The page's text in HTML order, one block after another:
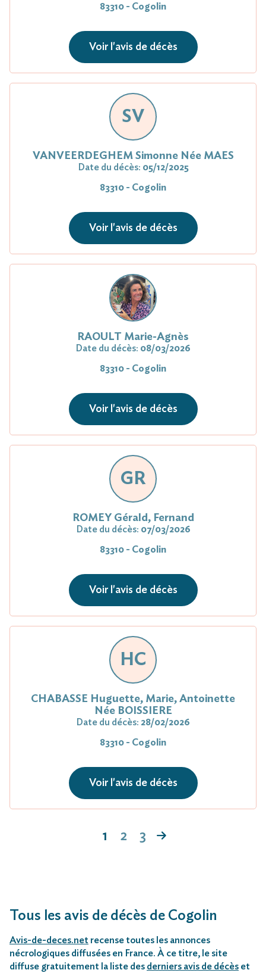
83310 - Cogolin
Voir l'avis de décès
SV
VANVEERDEGHEM Simonne Née MAES
Date du décès: 05/12/2025
83310 - Cogolin
Voir l'avis de décès
RAOULT Marie-Agnès
Date du décès: 08/03/2026
83310 - Cogolin
Voir l'avis de décès
GR
ROMEY Gérald, Fernand
Date du décès: 07/03/2026
83310 - Cogolin
Voir l'avis de décès
HC
CHABASSE Huguette, Marie, Antoinette
Née BOISSIERE
Date du décès: 28/02/2026
83310 - Cogolin
Voir l'avis de décès
1 2 3
Tous les avis de décès de Cogolin
Avis-de-deces.net recense toutes les annonces
nécrologiques diffusées en France. À ce titre, le site
diffuse gratuitement la liste des derniers avis de décès et